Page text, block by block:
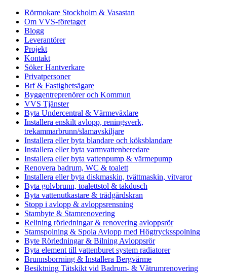
Rörmokare Stockholm & Vasastan
Om VVS-företaget
Blogg
Leverantörer
Projekt
Kontakt
Söker Hantverkare
Privatpersoner
Brf & Fastighetsägare
Byggentreprenörer och Kommun
VVS Tjänster
Byta Undercentral & Värmeväxlare
Installera enskilt avlopp, reningsverk,
trekammarbrunn/slamavskiljare
Installera eller byta blandare och köksblandare
Installera eller byta varmvattenberedare
Installera eller byta vattenpump & värmepump
Renovera badrum, WC & toalett
Installera eller byta diskmaskin, tvättmaskin, vitvaror
Byta golvbrunn, toalettstol & takdusch
Byta vattenutkastare & trädgårdskran
Stopp i avlopp & avloppsrensning
Stambyte & Stamrenovering
Relining rörledningar & renovering avloppsrör
Stamspolning & Spola Avlopp med Högtrycksspolning
Byte Rörledningar & Bilning Avloppsrör
Byta element till vattenburet system radiatorer
Brunnsborrning & Installera Bergvärme
Besiktning Tätskikt vid Badrum- & Våtrumrenovering